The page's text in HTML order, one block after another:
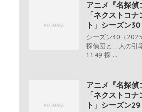
アニメ『名探偵
「ネクストコ
ト」シーズン30
シーズン30（
探偵団と二人の引
1149 探 ...
アニメ『名探偵
「ネクストコ
ト」シーズン29